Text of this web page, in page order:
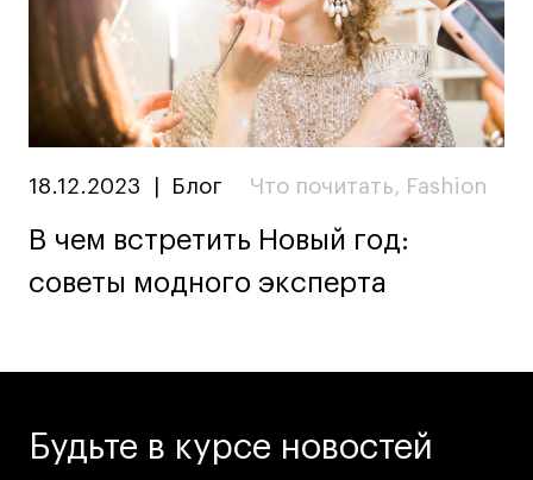
Стайлинг
Современная живопись
UX/UI-дизайн
Маркетинг
Интенсивы
Мода
Контент
Диджитал
18.12.2023 Блог Что почитать, Fashion
В чем встретить Новый год:
советы модного эксперта
Будьте в курсе новостей